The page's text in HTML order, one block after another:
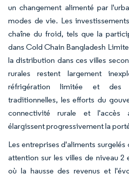
un changement alimenté par
modes de vie. Les
chaîne du froid, tels que la
dans Cold Chain Bangladesh
la distribution dans ces villes
rurales restent largement
réfrigération limitée et des
traditionnelles, les efforts du
connectivité rurale et l'accès
élargissent progressivement la
Les entreprises d'aliments
attention sur les villes de niveau 2
où la hausse des revenus et